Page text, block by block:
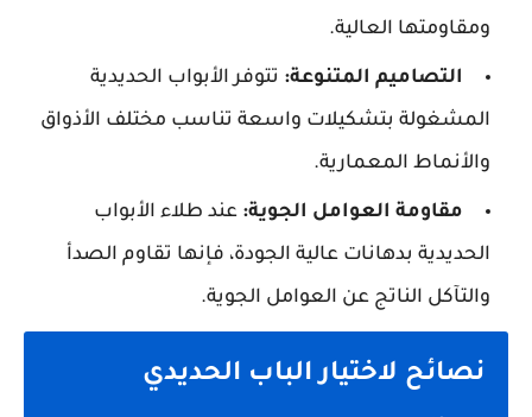
ومقاومتها العالية.
التصاميم المتنوعة: تتوفر الأبواب الحديدية
المشغولة بتشكيلات واسعة تناسب مختلف الأذواق
والأنماط المعمارية.
مقاومة العوامل الجوية: عند طلاء الأبواب
الحديدية بدهانات عالية الجودة، فإنها تقاوم الصدأ
والتآكل الناتج عن العوامل الجوية.
نصائح لاختيار الباب الحديدي